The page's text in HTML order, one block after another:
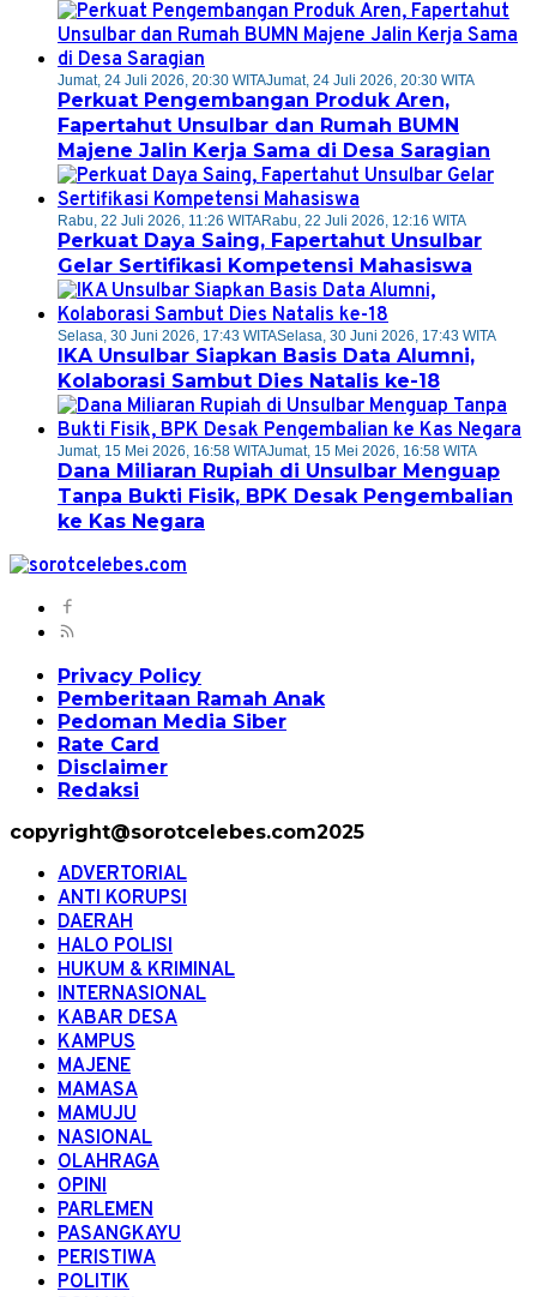
Jumat, 24 Juli 2026, 20:30 WITAJumat, 24 Juli 2026, 20:30 WITA
Perkuat Pengembangan Produk Aren,
Fapertahut Unsulbar dan Rumah BUMN
Majene Jalin Kerja Sama di Desa Saragian
Rabu, 22 Juli 2026, 11:26 WITARabu, 22 Juli 2026, 12:16 WITA
Perkuat Daya Saing, Fapertahut Unsulbar
Gelar Sertifikasi Kompetensi Mahasiswa
Selasa, 30 Juni 2026, 17:43 WITASelasa, 30 Juni 2026, 17:43 WITA
IKA Unsulbar Siapkan Basis Data Alumni,
Kolaborasi Sambut Dies Natalis ke-18
Jumat, 15 Mei 2026, 16:58 WITAJumat, 15 Mei 2026, 16:58 WITA
Dana Miliaran Rupiah di Unsulbar Menguap
Tanpa Bukti Fisik, BPK Desak Pengembalian
ke Kas Negara
Privacy Policy
Pemberitaan Ramah Anak
Pedoman Media Siber
Rate Card
Disclaimer
Redaksi
copyright@sorotcelebes.com2025
ADVERTORIAL
ANTI KORUPSI
DAERAH
HALO POLISI
HUKUM & KRIMINAL
INTERNASIONAL
KABAR DESA
KAMPUS
MAJENE
MAMASA
MAMUJU
NASIONAL
OLAHRAGA
OPINI
PARLEMEN
PASANGKAYU
PERISTIWA
POLITIK